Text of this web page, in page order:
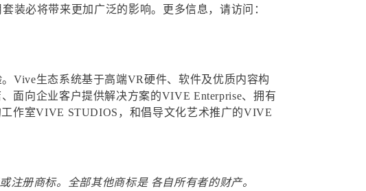
装必将带来更加广泛的影响。更多信息，请访问：
Vive生态系统基于高端VR硬件、软件及优质内容构
面向企业客户提供解决方案的VIVE Enterprise、拥有
作室VIVE STUDIOS，和倡导文化艺术推广的VIVE
册商标。全部其他商标是 各自所有者的财产。